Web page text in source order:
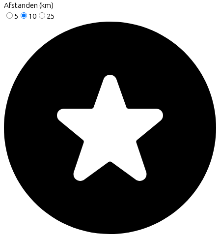
Afstanden (km)
5
10 25